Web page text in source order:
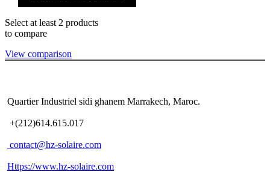
Select at least 2 products
to compare
View comparison
Quartier Industriel sidi ghanem Marrakech, Maroc.
+(212)614.615.017
contact@hz-solaire.com
Https://www.hz-solaire.com